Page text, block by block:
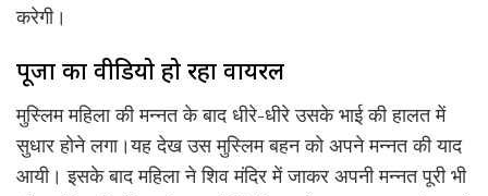
करेगी।
पूजा का वीडियो हो रहा वायरल
मुस्लिम महिला की मन्नत के बाद धीरे-धीरे उसके भाई की हालत में
सुधार होने लगा।यह देख उस मुस्लिम बहन को अपने मन्नत की याद
आयी। इसके बाद महिला ने शिव मंदिर में जाकर अपनी मन्नत पूरी भी